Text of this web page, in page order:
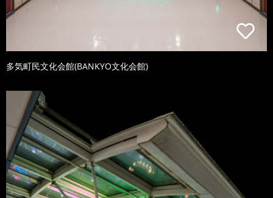
多気町民文化会館(BANKYO文化会館)